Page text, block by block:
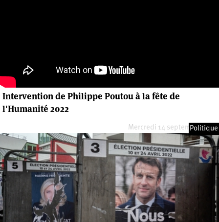
Intervention de Philippe Poutou à la fête de
l'Humanité 2022
Mercredi 14 septembre 2022
Politique